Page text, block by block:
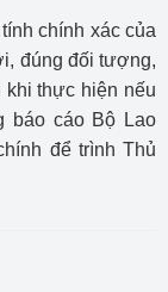
chính xác của
đúng đối tượng,
thực hiện nếu
báo cáo Bộ Lao
để trình Thủ